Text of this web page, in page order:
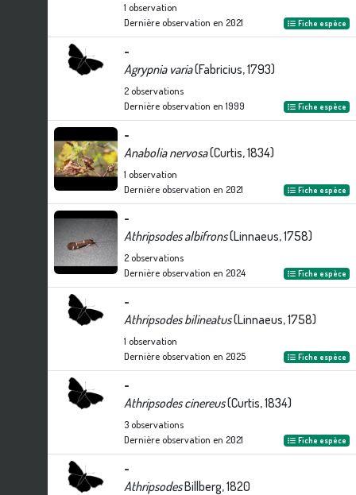
1 observation
Dernière observation en 2021 Fiche espèce
-
Agrypnia varia(Fabricius, 1793)
2observations
Dernière observation en 1999 Fiche espèce
-
Anabolia nervosa(Curtis, 1834)
1 observation
Dernière observation en 2021 Fiche espèce
-
Athripsodes albifrons(Linnaeus, 1758)
2observations
Dernière observation en 2024 Fiche espèce
-
Athripsodes bilineatus(Linnaeus, 1758)
1 observation
Dernière observation en 2025 Fiche espèce
-
Athripsodes cinereus(Curtis, 1834)
3observations
Dernière observation en 2021 Fiche espèce
-
AthripsodesBillberg, 1820